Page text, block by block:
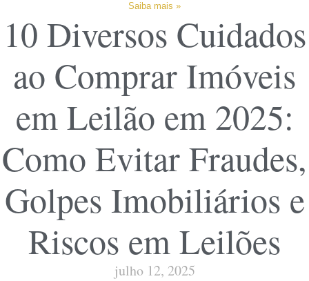
Saiba mais »
10 Diversos Cuidados
ao Comprar Imóveis
em Leilão em 2025:
Como Evitar Fraudes,
Golpes Imobiliários e
Riscos em Leilões
julho 12, 2025